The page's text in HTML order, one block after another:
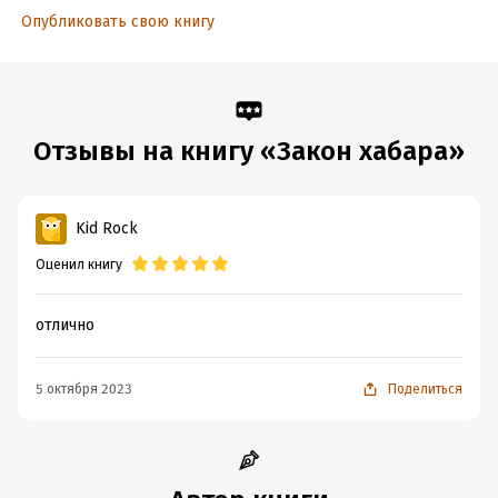
Опубликовать свою книгу
Отзывы на книгу «Закон хабара»
Kid Rock
Оценил книгу
отлично
5 октября 2023 Поделиться